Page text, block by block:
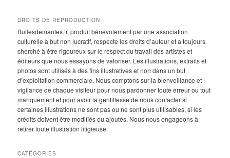
DROITS DE REPRODUCTION
Bullesdemantes.fr, produit bénévolement par une association
culturelle à but non lucratif, respecte les droits d’auteur et a toujours
cherché à être rigoureux sur le respect du travail des artistes et
éditeurs que nous essayons de valoriser. Les illustrations, extraits et
photos sont utilisés à des fins illustratives et non dans un but
d’exploitation commerciale. Nous comptons sur la bienveillance et
vigilance de chaque visiteur pour nous pardonner toute erreur ou tout
manquement et pour avoir la gentillesse de nous contacter si
certaines illustrations ne sont pas ou ne sont plus utilisables, si les
crédits doivent être modifiés ou ajoutés. Nous nous engageons à
retirer toute illustration litigieuse.
CATÉGORIES